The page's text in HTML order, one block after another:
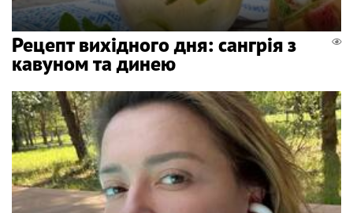
Рецепт вихідного дня: сангрія з
кавуном та динею